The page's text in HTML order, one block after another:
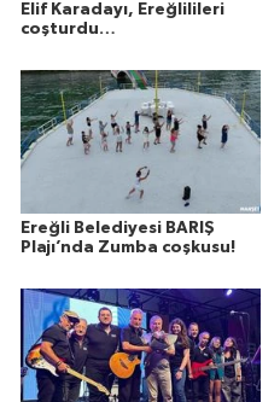
Elif Karadayı, Ereğlilileri
coşturdu…
Ereğli Belediyesi BARIŞ
Plajı’nda Zumba coşkusu!